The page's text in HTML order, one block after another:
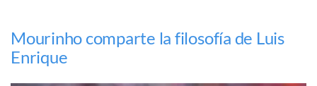
Mourinho comparte la filosofía de Luis
Enrique